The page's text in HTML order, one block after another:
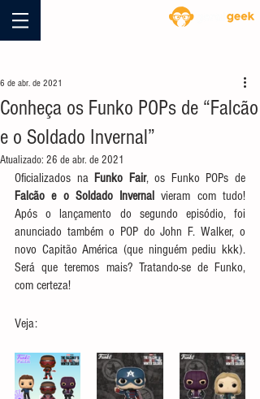
Conheça os Funko POPs de “Falcão
e o Soldado Invernal”
6 de abr. de 2021
Atualizado: 26 de abr. de 2021
Oficializados na Funko Fair
Falcão e o Soldado Invernal vieram com tudo!
Após o lançamento do segundo episódio, foi
anunciado também o POP do John F. Walker, o
novo Capitão América (que ninguém pediu kkk).
Será que teremos mais? Tratando-se de Funko,
com certeza!
Veja: